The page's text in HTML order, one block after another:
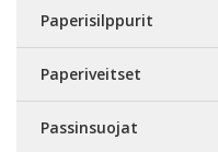
Paperisilppurit
Paperiveitset
Passinsuojat